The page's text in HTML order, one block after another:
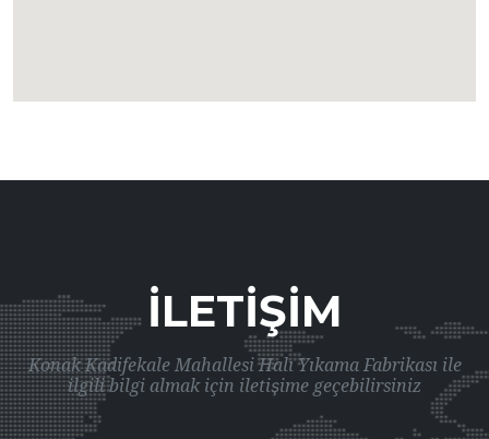
İLETIŞIM
Konak Kadifekale Mahallesi Halı Yıkama Fabrikası ile
ilgili bilgi almak için iletişime geçebilirsiniz